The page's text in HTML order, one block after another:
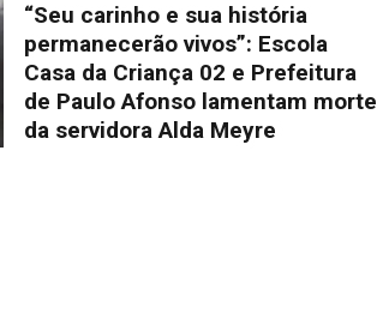
“Seu carinho e sua história
permanecerão vivos”: Escola
Casa da Criança 02 e Prefeitura
de Paulo Afonso lamentam morte
da servidora Alda Meyre